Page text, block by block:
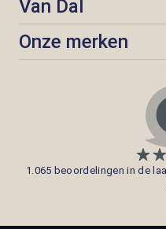
Van Dal
Onze merken
1.065 beoordelingen in de